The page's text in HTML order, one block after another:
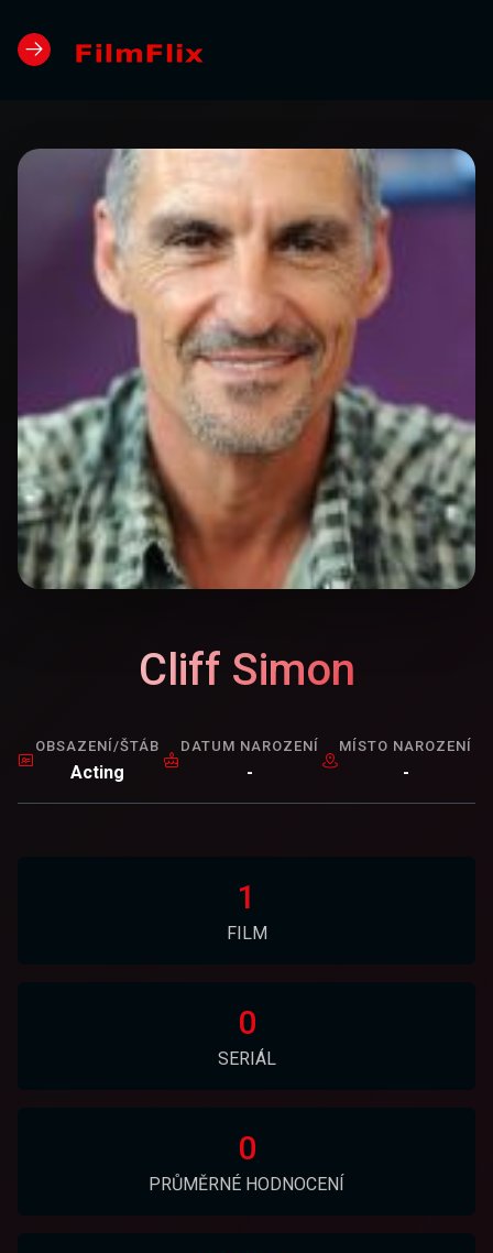
Cliff Simon
OBSAZENÍ/ŠTÁB
Acting
DATUM NAROZENÍ
-
MÍSTO NAROZENÍ
-
1
FILM
0
SERIÁL
0
PRŮMĚRNÉ HODNOCENÍ